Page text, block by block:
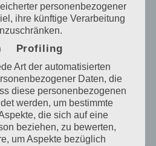
unserer Internetseite
hat die Möglichkeit, sich auf
des für die Verarbeitung
unter Angabe von
zu registrieren. Welche
Daten dabei an den für die
übermittelt werden,
Eingabemaske, die für
wird. Die von der
eingegebenen
personenbezogener
ihre künftige Verarbeitung
Profiling
Art der automatisierten
Daten, die
diese personenbezogenen
werden, um bestimmte
die sich auf eine
beziehen, zu bewerten,
um Aspekte bezüglich